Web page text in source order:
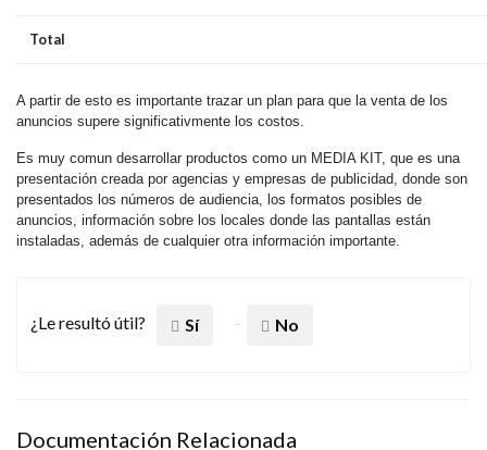
Total
A partir de esto es importante trazar un plan para que la venta de los
anuncios supere significativmente los costos.
Es muy comun desarrollar productos como un MEDIA KIT, que es una
presentación creada por agencias y empresas de publicidad, donde son
presentados los números de audiencia, los formatos posibles de
anuncios, información sobre los locales donde las pantallas están
instaladas, además de cualquier otra información importante.
¿Le resultó útil? Sí No
Documentación Relacionada